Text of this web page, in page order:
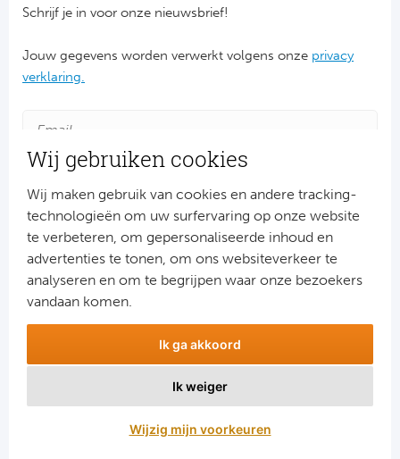
Wij gebruiken cookies
Wij maken gebruik van cookies en andere tracking-
technologieën om uw surfervaring op onze website
te verbeteren, om gepersonaliseerde inhoud en
advertenties te tonen, om ons websiteverkeer te
analyseren en om te begrijpen waar onze bezoekers
vandaan komen.
Ik ga akkoord
Ik weiger
Wijzig mijn voorkeuren
Schrijf je in voor onze nieuwsbrief!
Jouw gegevens worden verwerkt volgens onze privacy
verklaring.
Snel naar
Voetbalreizen FC Barcelona
Voetbalreizen Manchester United